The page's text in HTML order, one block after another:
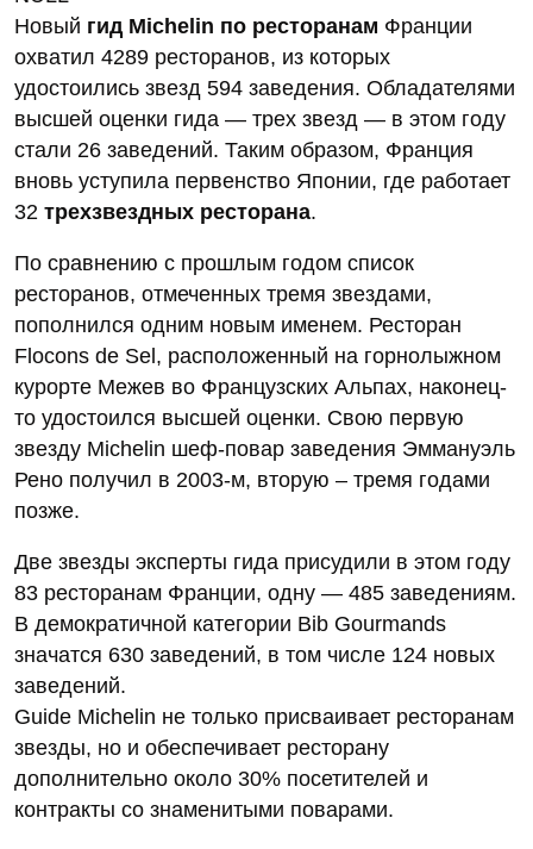
Новый гид Michelin по ресторанам Франции
охватил 4289 ресторанов, из которых
удостоились звезд 594 заведения. Обладателями
высшей оценки гида — трех звезд — в этом году
стали 26 заведений. Таким образом, Франция
вновь уступила первенство Японии, где работает
32 трехзвездных ресторана.
По сравнению с прошлым годом список
ресторанов, отмеченных тремя звездами,
пополнился одним новым именем. Ресторан
Flocons de Sel, расположенный на горнолыжном
курорте Межев во Французских Альпах, наконец-
то удостоился высшей оценки. Свою первую
звезду Michelin шеф-повар заведения Эммануэль
Рено получил в 2003-м, вторую – тремя годами
позже.
Две звезды эксперты гида присудили в этом году
83 ресторанам Франции, одну — 485 заведениям.
В демократичной категории Bib Gourmands
значатся 630 заведений, в том числе 124 новых
заведений.
Guide Michelin не только присваивает ресторанам
звезды, но и обеспечивает ресторану
дополнительно около 30% посетителей и
контракты со знаменитыми поварами.